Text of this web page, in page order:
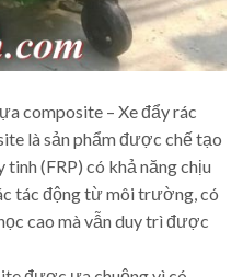
composite – Xe đẩy rác
là sản phẩm được chế tạo
(FRP) có khả năng chịu
tác động từ môi trường, có
cao mà vẫn duy trì được